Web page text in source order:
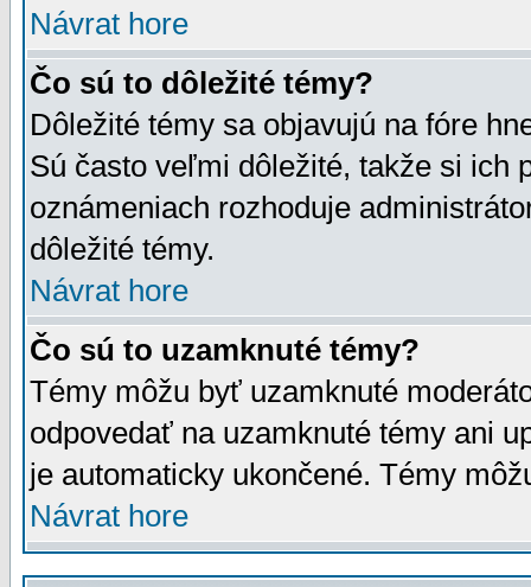
Návrat hore
Čo sú to dôležité témy?
Dôležité témy sa objavujú na fóre
Sú často veľmi dôležité, takže si ich
oznámeniach rozhoduje
dôležité témy.
Návrat hore
Čo sú to uzamknuté témy?
Témy môžu byť uzamknuté
odpovedať na uzamknuté témy ani
je automaticky ukončené. Témy
Návrat hore